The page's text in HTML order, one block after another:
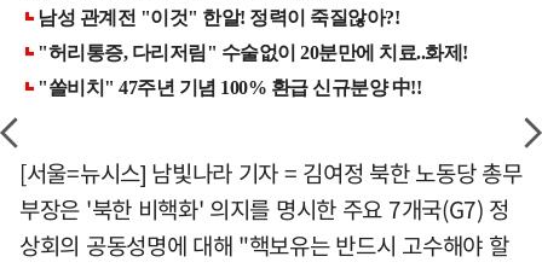
[서울=뉴시스] 남빛나라 기자 = 김여정 북한 노동당 총무
부장은 '북한 비핵화' 의지를 명시한 주요 7개국(G7) 정
상회의 공동성명에 대해 "핵보유는 반드시 고수해야 할